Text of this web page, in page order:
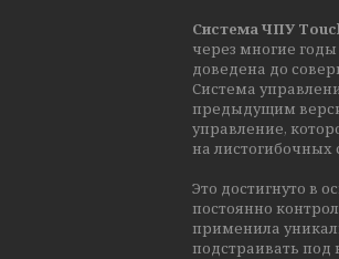
Система ЧПУ
через многие
доведена до
Система
предыдущим
управление,
на листогибочных
Это достигнуто в
постоянно
применила
подстраивать